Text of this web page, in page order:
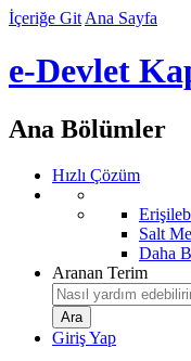
İçeriğe Git Ana Sayfa
e-Devlet
Ana Bölümler
Hızlı Çözüm
Salt
Daha
Aranan Terim
Giriş Yap